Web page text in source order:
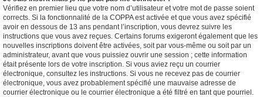
Vérifiez en premier lieu que votre nom d’utilisateur et votre mot de passe soient
corrects. Si la fonctionnalité de la COPPA est activée et que vous avez spécifié
avoir en dessous de 13 ans pendant l’inscription, vous devrez suivre les
instructions que vous avez reçues. Certains forums exigeront également que les
nouvelles inscriptions doivent être activées, soit par vous-même ou soit par un
administrateur, avant que vous puissiez ouvrir une session ; cette information
était présente lors de votre inscription. Si vous aviez reçu un courrier
électronique, consultez les instructions. Si vous ne recevez pas de courrier
électronique, vous avez probablement spécifié une mauvaise adresse de
courrier électronique ou le courrier électronique a été filtré en tant que pourriel.